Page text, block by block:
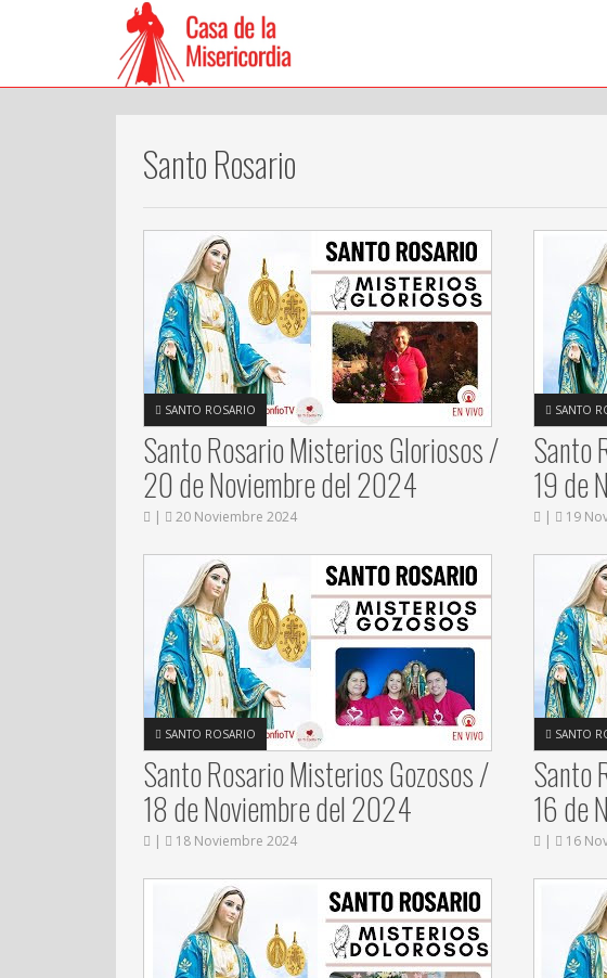
Santo Rosario
SANTO ROSARIO
Santo Rosario Misterios Gloriosos /
20 de Noviembre del 2024
| 20 Noviembre 2024
SANTO
Santo
19 de
| 19
SANTO ROSARIO
Santo Rosario Misterios Gozosos /
18 de Noviembre del 2024
| 18 Noviembre 2024
SANTO
Santo
16 de
| 16